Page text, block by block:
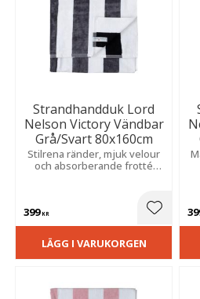
Strandhandduk Lord
Nelson Victory Vändbar
Grå/Svart 80x160cm
Stilrena ränder, mjuk velour
och absorberande frotté
399KR Lägg
LÄGG I VARUKORGEN